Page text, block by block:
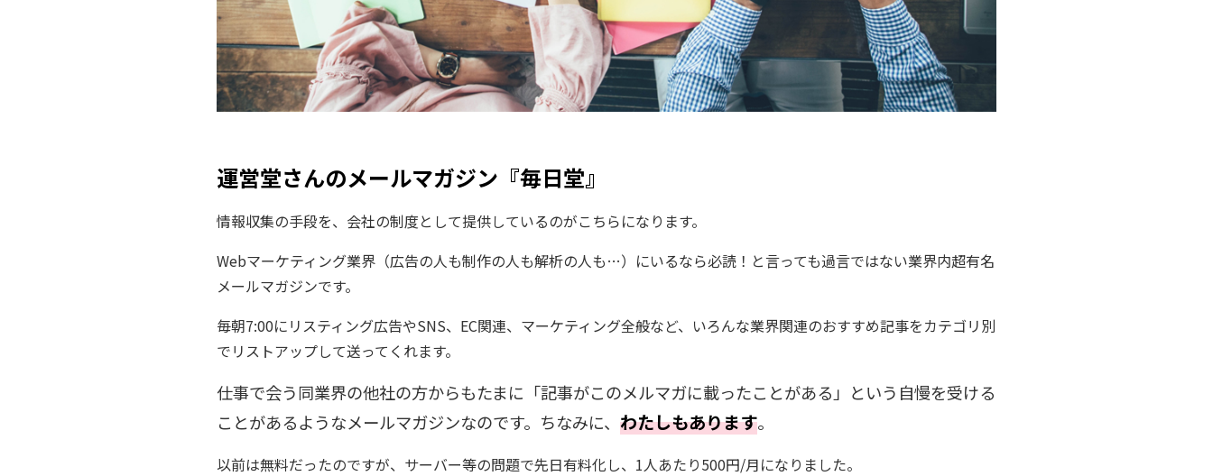
運営堂さんのメールマガジン『毎日堂』
情報収集の手段を、会社の制度として提供しているのがこちらになります。
Webマーケティング業界（広告の人も制作の人も解析の人も…）にいるなら必読！と言っても過言ではない業界内超有名
メールマガジンです。
毎朝7:00にリスティング広告やSNS、EC関連、マーケティング全般など、いろんな業界関連のおすすめ記事をカテゴリ別
でリストアップして送ってくれます。
仕事で会う同業界の他社の方からもたまに「記事がこのメルマガに載ったことがある」という自慢を受ける
ことがあるようなメールマガジンなのです。ちなみに、 わたしもあります。
以前は無料だったのですが、サーバー等の問題で先日有料化し、1人あたり500円/月になりました。